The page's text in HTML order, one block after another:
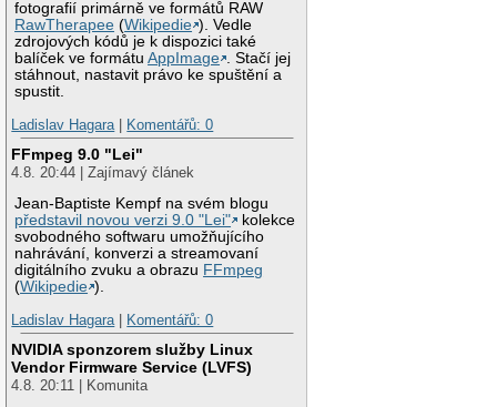
fotografií primárně ve formátů RAW
RawTherapee (Wikipedie ). Vedle
zdrojových kódů je k dispozici také
balíček ve formátuAppImage . Stačí jej
stáhnout, nastavit právo ke spuštění a
spustit.
Ladislav Hagara| Komentářů: 0
FFmpeg 9.0 "Lei"
4.8. 20:44 | Zajímavý článek
Jean-Baptiste Kempf na svém blogu
představil novou verzi 9.0 "Lei"
kolekce
svobodného softwaru umožňujícího
nahrávání, konverzi a streamovaní
digitálního zvuku a obrazu FFmpeg
(Wikipedie ).
Ladislav Hagara| Komentářů: 0
NVIDIA sponzorem služby Linux
Vendor Firmware Service (LVFS)
4.8. 20:11 | Komunita